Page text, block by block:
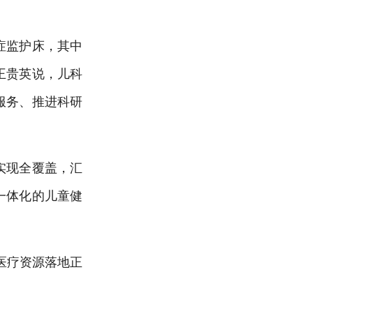
护床，其中
贵英说，儿科
务、推进科研
全覆盖，汇
体化的儿童健
疗资源落地正